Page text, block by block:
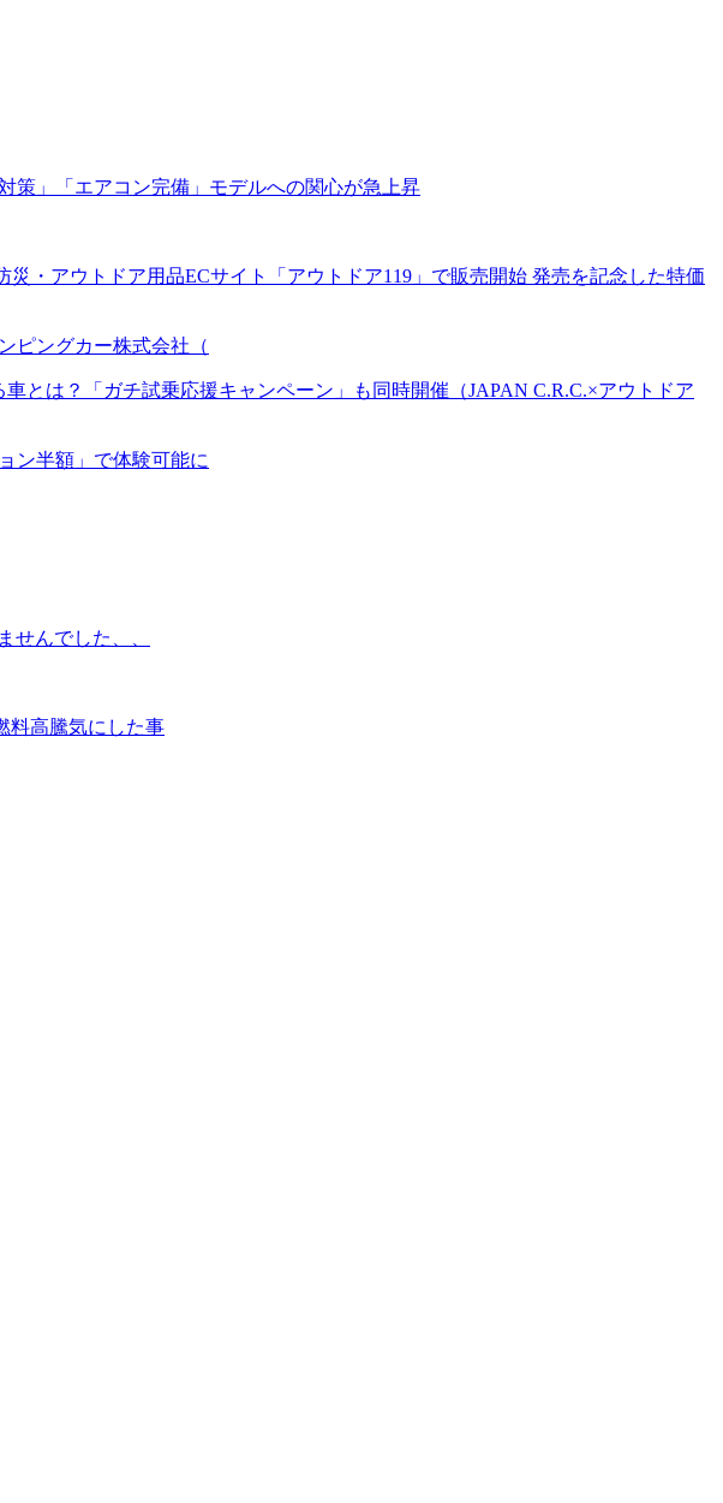
策」「エアコン完備」モデルへの関心が急上昇
・アウトドア用品ECサイト「アウトドア119」で販売開始 発売を記念した特価
ピングカー株式会社（
とは？「ガチ試乗応援キャンペーン」も同時開催（JAPAN C.R.C.×アウトドア
ン半額」で体験可能に
せんでした、、
料高騰気にした事